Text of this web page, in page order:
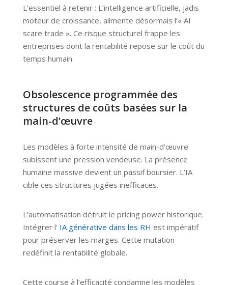
L’essentiel à retenir : L’intelligence artificielle, jadis
moteur de croissance, alimente désormais l’« AI
scare trade ». Ce risque structurel frappe les
entreprises dont la rentabilité repose sur le coût du
temps humain.
Obsolescence programmée des
structures de coûts basées sur la
main-d’œuvre
Les modèles à forte intensité de main-d’œuvre
subissent une pression vendeuse. La présence
humaine massive devient un passif boursier. L’IA
cible ces structures jugées inefficaces.
L’automatisation détruit le pricing power historique.
Intégrer l’ IA générative dans les RH est impératif
pour préserver les marges. Cette mutation
redéfinit la rentabilité globale.
Cette course à l’efficacité condamne les modèles